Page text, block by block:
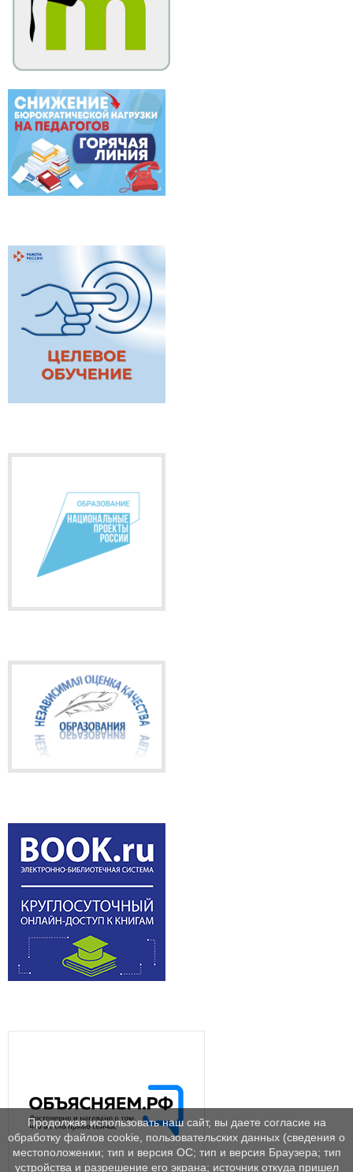
Продолжая использовать наш сайт, вы даете согласие на
обработку файлов cookie, пользовательских данных (сведения о
местоположении; тип и версия ОС; тип и версия Браузера; тип
устройства и разрешение его экрана; источник откуда пришел